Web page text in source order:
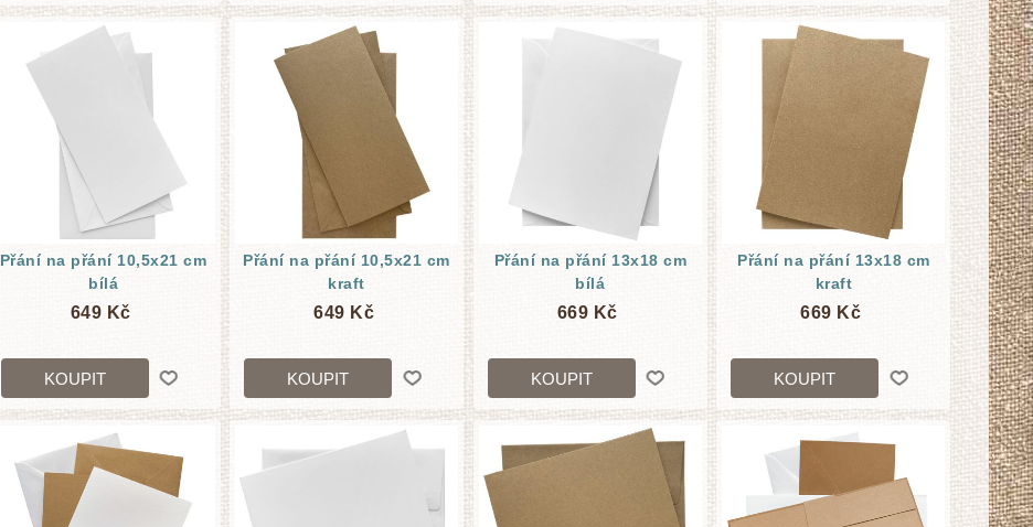
Přání na přání 10,5x21 cm
bílá
649 Kč
KOUPIT
Přání na přání 10,5x21 cm
kraft
649 Kč
KOUPIT
Přání na přání 13x18 cm
bílá
669 Kč
KOUPIT
Přání na přání 13x18 cm
kraft
669 Kč
KOUPIT